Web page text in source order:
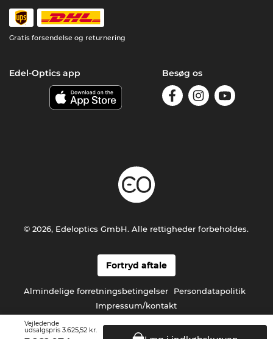
Vejledende
udsalgspris 3.625,52 kr.
Gratis forsendelse og returnering
Edel-Optics app Besøg os
Fortryd aftale
Almindelige forretningsbetingelser
Persondatapolitik
Impressum/kontakt
© 2026, Edeloptics GmbH. Alle rettigheder forbeholdes.